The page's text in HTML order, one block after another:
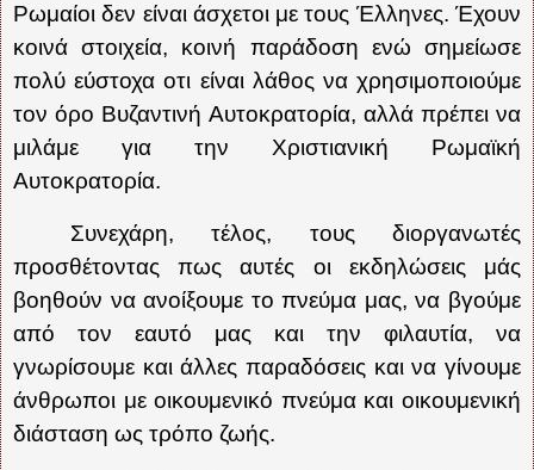
Ρωμαίοι δεν είναι άσχετοι με τους Έλληνες. Έχουν
κοινά στοιχεία, κοινή παράδοση ενώ σημείωσε
πολύ εύστοχα οτι είναι λάθος να χρησιμοποιούμε
τον όρο Βυζαντινή Αυτοκρατορία, αλλά πρέπει να
μιλάμε για την Χριστιανική Ρωμαϊκή
Αυτοκρατορία.
Συνεχάρη, τέλος, τους διοργανωτές
προσθέτοντας πως αυτές οι εκδηλώσεις μάς
βοηθούν να ανοίξουμε το πνεύμα μας, να βγούμε
από τον εαυτό μας και την φιλαυτία, να
γνωρίσουμε και άλλες παραδόσεις και να γίνουμε
άνθρωποι με οικουμενικό πνεύμα και οικουμενική
διάσταση ως τρόπο ζωής.